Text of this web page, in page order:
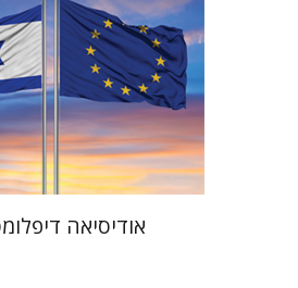
הנחת אתר ספר
$42
$38
אודיסיאה